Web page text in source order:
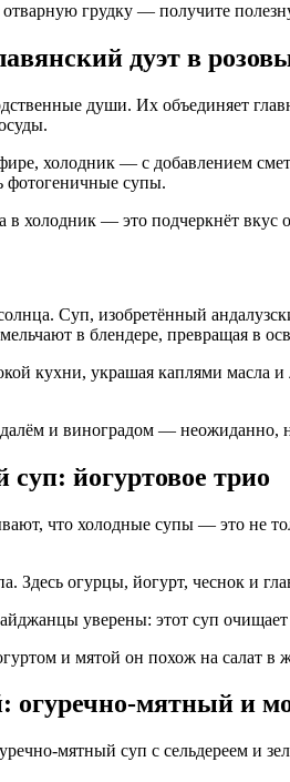
отварную грудку — получите
дуэт в
души. Их объединяет
холодник — с добавлением
фотогеничные супы.
в холодник — это подчеркнёт вкус
Суп, изобретённый
в блендере, превращая в
кухни, украшая каплями
и виноградом — неожиданно,
суп: йогуртовое трио
что холодные супы — это не
Здесь огурцы, йогурт, чеснок и
уверены: этот суп
и мятой он похож на салат в
огуречно-мятный и
мятный суп с сельдереем и